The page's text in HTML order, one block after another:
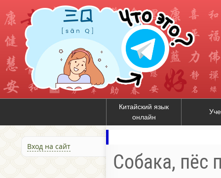
Китайский язык
онлайн
Вход на сайт
Собака, пёс